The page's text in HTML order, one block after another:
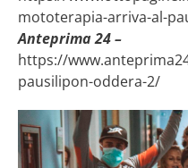
mototerapia-arriva-al-
Anteprima 24 –
https://
pausilipon-oddera-2/